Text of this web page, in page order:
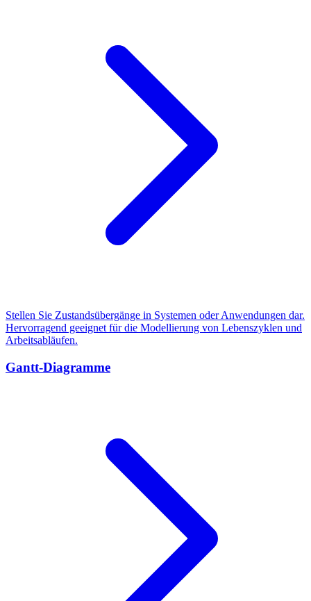
Stellen Sie Zustandsübergänge in Systemen oder Anwendungen dar.
Hervorragend geeignet für die Modellierung von Lebenszyklen und
Arbeitsabläufen.
Gantt-Diagramme